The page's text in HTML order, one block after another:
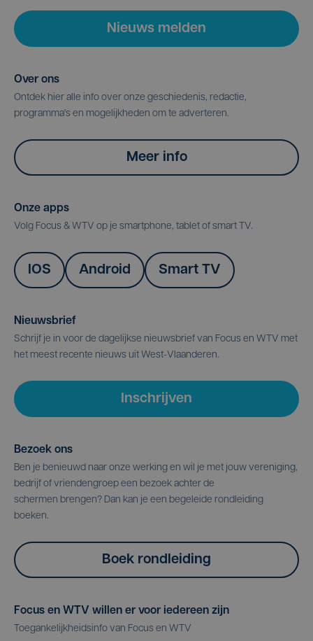
Nieuws melden
Over ons
Ontdek hier alle info over onze geschiedenis, redactie,
programma's en mogelijkheden om te adverteren.
Meer info
Onze apps
Volg Focus & WTV op je smartphone, tablet of smart TV.
IOS Android Smart TV
Nieuwsbrief
Schrijf je in voor de dagelijkse nieuwsbrief van Focus en WTV met
het meest recente nieuws uit West-Vlaanderen.
Inschrijven
Bezoek ons
Ben je benieuwd naar onze werking en wil je met jouw vereniging,
bedrijf of vriendengroep een bezoek achter de
schermen brengen? Dan kan je een begeleide rondleiding
boeken.
Boek rondleiding
Focus en WTV willen er voor iedereen zijn
Toegankelijkheidsinfo van Focus en WTV